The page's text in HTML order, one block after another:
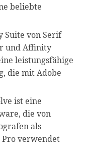
beliebte
Suite von Serif
und Affinity
leistungsfähige
die mit Adobe
ist eine
die von
als
verwendet